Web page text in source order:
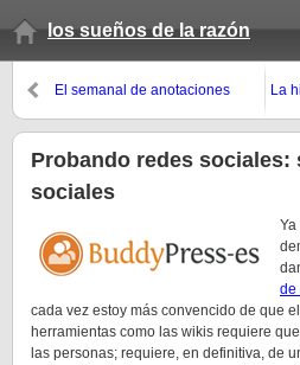
los sueños de la razón
El semanal de anotaciones
La
Probando redes sociales:
sociales
de
cada vez estoy más convencido de que
herramientas como las wikis requiere
las personas; requiere, en definitiva, de